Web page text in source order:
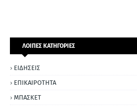
ΛΟΙΠΕΣ ΚΑΤΗΓΟΡΙΕΣ
ΕΙΔΗΣΕΙΣ
ΕΠΙΚΑΙΡΟΤΗΤΑ
ΜΠΑΣΚΕΤ